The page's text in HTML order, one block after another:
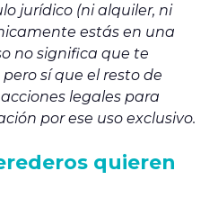
jurídico (ni alquiler, ni
estás en una
no significa que te
sí que el resto de
legales para
por ese uso exclusivo.
quieren